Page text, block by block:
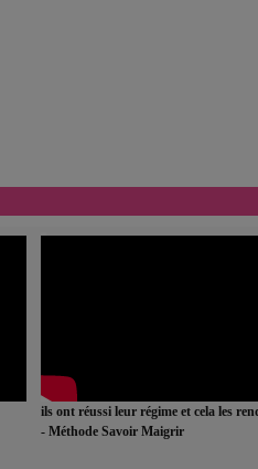
ils ont réussi leur régime et cela les
- Méthode Savoir Maigrir